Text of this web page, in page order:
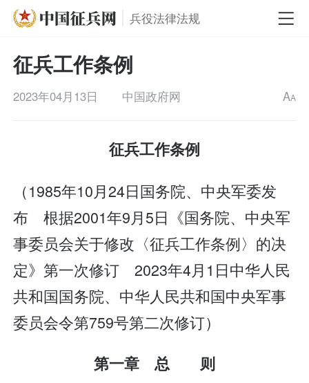
兵役法律法规
征兵工作条例
2023年04月13日 中国政府网 AA
征兵工作条例
（1985年10月24日国务院、中央军委发
布 根据2001年9月5日《国务院、中央军
事委员会关于修改〈征兵工作条例〉的决
定》第一次修订 2023年4月1日中华人民
共和国国务院、中华人民共和国中央军事
委员会令第759号第二次修订）
第一章 总 则